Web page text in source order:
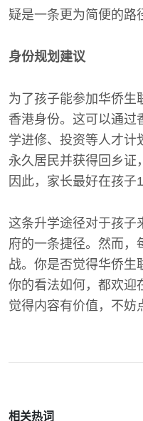
疑是一条更为简便的路
身份规划建议
为了孩子能参加华侨生
香港身份。这可以通过
学进修、投资等人才计
永久居民并获得回乡证
因此，家长最好在孩子
这条升学途径对于孩子
府的一条捷径。然而，
战。你是否觉得华侨生
你的看法如何，都欢迎
觉得内容有价值，不妨
相关热词